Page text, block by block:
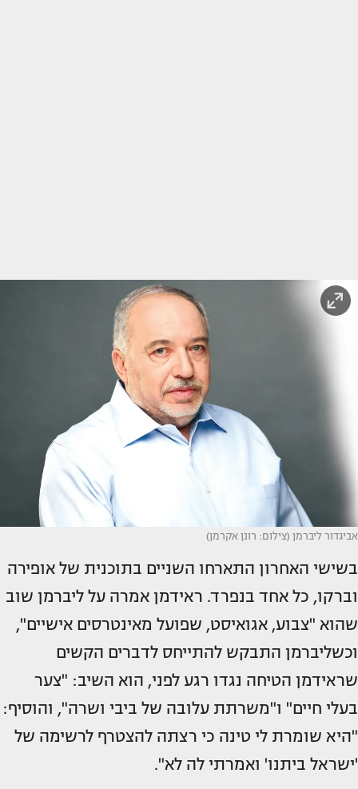
אביגדור ליברמן (צילום: רונן אקרמן)
בשישי האחרון התארחו השניים בתוכנית של אופירה
וברקו, כל אחד בנפרד. ראידמן אמרה על ליברמן שוב
שהוא "צבוע, אגואיסט, שפועל מאינטרסים אישיים",
וכשליברמן התבקש להתייחס לדברים הקשים
שראידמן הטיחה נגדו רגע לפני, הוא השיב: "צער
בעלי חיים" ו"משרתת עלובה של ביבי ושרה", והוסיף:
"היא שומרת לי טינה כי רצתה להצטרף לרשימה של
'ישראל ביתנו' ואמרתי לה לא".